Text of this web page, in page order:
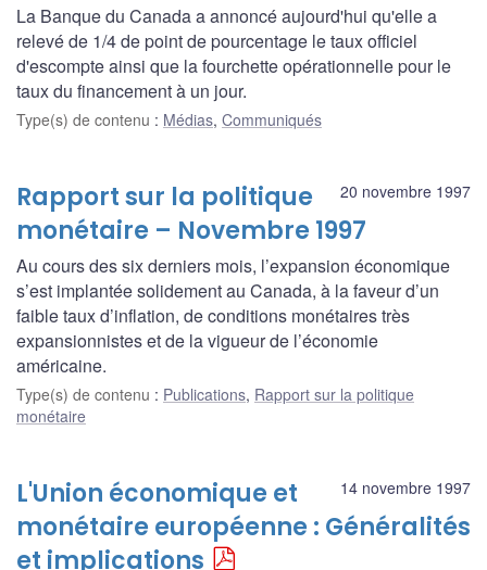
La Banque du Canada a annoncé aujourd'hui qu'elle a
relevé de 1/4 de point de pourcentage le taux officiel
d'escompte ainsi que la fourchette opérationnelle pour le
taux du financement à un jour.
Type(s) de contenu : Médias, Communiqués
20 novembre 1997
Rapport sur la politique
monétaire – Novembre 1997
Au cours des six derniers mois, l’expansion économique
s’est implantée solidement au Canada, à la faveur d’un
faible taux d’inflation, de conditions monétaires très
expansionnistes et de la vigueur de l’économie
américaine.
Type(s) de contenu : Publications, Rapport sur la politique
monétaire
14 novembre 1997
L'Union économique et
monétaire européenne : Généralités
et implications